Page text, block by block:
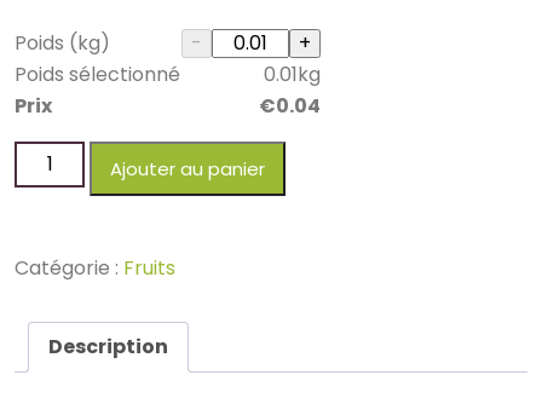
Poids (kg)
Poids sélectionné
0.01kg
Prix
€0.04
Ajouter au panier
Catégorie : Fruits
Description